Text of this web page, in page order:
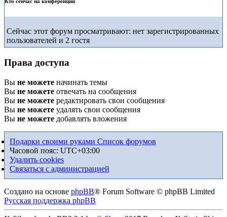
Сейчас этот форум просматривают: нет зарегистрированных
пользователей и 2 гостя
Права доступа
Вы не можете начинать темы
Вы не можете отвечать на сообщения
Вы не можете редактировать свои сообщения
Вы не можете удалять свои сообщения
Вы не можете добавлять вложения
Подарки своими руками Список форумов
Часовой пояс: UTC+03:00
Удалить cookies
Связаться с администрацией
Создано на основе phpBB® Forum Software © phpBB Limited
Русская поддержка phpBB